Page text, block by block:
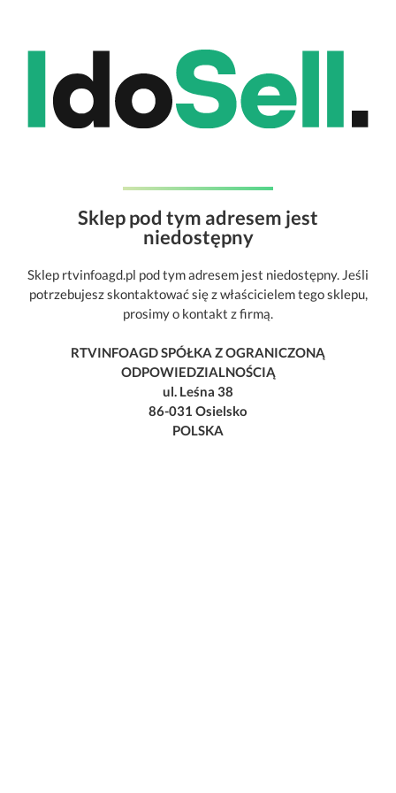
Sklep pod tym adresem jest
niedostępny
Sklep rtvinfoagd.pl pod tym adresem jest niedostępny. Jeśli
potrzebujesz skontaktować się z właścicielem tego sklepu,
prosimy o kontakt z firmą.
RTVINFOAGD SPÓŁKA Z OGRANICZONĄ
ODPOWIEDZIALNOŚCIĄ
ul. Leśna 38
86-031 Osielsko
POLSKA